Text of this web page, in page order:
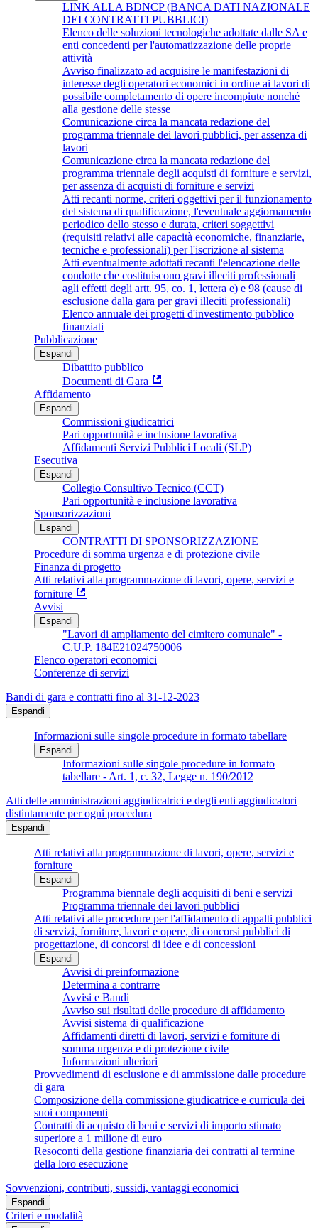
LINK ALLA BDNCP (BANCA DATI NAZIONALE
DEI CONTRATTI PUBBLICI)
Elenco delle soluzioni tecnologiche adottate dalle SA e
enti concedenti per l'automatizzazione delle proprie
attività
Avviso finalizzato ad acquisire le manifestazioni di
interesse degli operatori economici in ordine ai lavori di
possibile completamento di opere incompiute nonché
alla gestione delle stesse
Comunicazione circa la mancata redazione del
programma triennale dei lavori pubblici, per assenza di
lavori
Comunicazione circa la mancata redazione del
programma triennale degli acquisti di forniture e servizi,
per assenza di acquisti di forniture e servizi
Atti recanti norme, criteri oggettivi per il funzionamento
del sistema di qualificazione, l'eventuale aggiornamento
periodico dello stesso e durata, criteri soggettivi
(requisiti relativi alle capacità economiche, finanziarie,
tecniche e professionali) per l'iscrizione al sistema
Atti eventualmente adottati recanti l'elencazione delle
condotte che costituiscono gravi illeciti professionali
agli effetti degli artt. 95, co. 1, lettera e) e 98 (cause di
esclusione dalla gara per gravi illeciti professionali)
Elenco annuale dei progetti d'investimento pubblico
finanziati
Pubblicazione
Espandi
Dibattito pubblico
Documenti di Gara
Affidamento
Espandi
Commissioni giudicatrici
Pari opportunità e inclusione lavorativa
Affidamenti Servizi Pubblici Locali (SLP)
Esecutiva
Espandi
Collegio Consultivo Tecnico (CCT)
Pari opportunità e inclusione lavorativa
Sponsorizzazioni
Espandi
CONTRATTI DI SPONSORIZZAZIONE
Procedure di somma urgenza e di protezione civile
Finanza di progetto
Atti relativi alla programmazione di lavori, opere, servizi e
forniture
Avvisi
Espandi
"Lavori di ampliamento del cimitero comunale" -
C.U.P. 184E21024750006
Elenco operatori economici
Conferenze di servizi
Bandi di gara e contratti fino al 31-12-2023
Espandi
Informazioni sulle singole procedure in formato tabellare
Espandi
Informazioni sulle singole procedure in formato
tabellare - Art. 1, c. 32, Legge n. 190/2012
Atti delle amministrazioni aggiudicatrici e degli enti aggiudicatori
distintamente per ogni procedura
Espandi
Atti relativi alla programmazione di lavori, opere, servizi e
forniture
Espandi
Programma biennale degli acquisiti di beni e servizi
Programma triennale dei lavori pubblici
Atti relativi alle procedure per l'affidamento di appalti pubblici
di servizi, forniture, lavori e opere, di concorsi pubblici di
progettazione, di concorsi di idee e di concessioni
Espandi
Avvisi di preinformazione
Determina a contrarre
Avvisi e Bandi
Avviso sui risultati delle procedure di affidamento
Avvisi sistema di qualificazione
Affidamenti diretti di lavori, servizi e forniture di
somma urgenza e di protezione civile
Informazioni ulteriori
Provvedimenti di esclusione e di ammissione dalle procedure
di gara
Composizione della commissione giudicatrice e curricula dei
suoi componenti
Contratti di acquisto di beni e servizi di importo stimato
superiore a 1 milione di euro
Resoconti della gestione finanziaria dei contratti al termine
della loro esecuzione
Sovvenzioni, contributi, sussidi, vantaggi economici
Espandi
Criteri e modalità